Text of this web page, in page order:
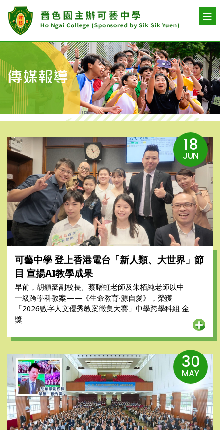
傳媒報導
可藝中學 登上香港電台「新人類、大世界」節
目 宣揚AI教學成果
早前，胡鎮豪副校長、蔡曙虹老師及朱栢純老師以中
一級跨學科教案——《生命教育‧源自愛》，榮獲
「2026數字人文優秀教案徵集大賽」中學跨學科組 金
獎
18
JUN
30
MAY